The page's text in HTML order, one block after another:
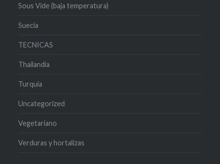
Sous Vide (baja temperatura)
Suecia
TECNICAS
Thailandia
Turquia
Uncategorized
Vegetariano
Verduras y hortalizas